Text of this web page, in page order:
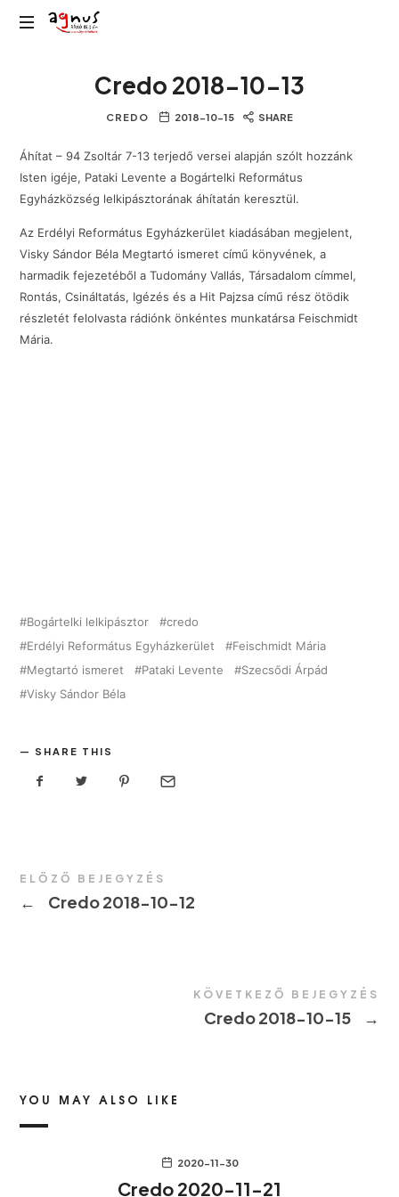
Agnus
közösségiCredo 2018-10-13
CREDO 2018-10-15 SHARE
Áhítat – 94 Zsoltár 7-13 terjedő versei alapján szólt hozzánk
Isten igéje, Pataki Levente a Bogártelki Református
Egyházközség lelkipásztorának áhítatán keresztül.
Az Erdélyi Református Egyházkerület kiadásában megjelent,
Visky Sándor Béla Megtartó ismeret című könyvének, a
harmadik fejezetéből a Tudomány Vallás, Társadalom címmel,
Rontás, Csináltatás, Igézés és a Hit Pajzsa című rész ötödik
részletét felolvasta rádiónk önkéntes munkatársa Feischmidt
Mária.
Bogártelki lelkipásztor
credo
Erdélyi Református Egyházkerület
Feischmidt Mária
Megtartó ismeret
Pataki Levente
Szecsődi Árpád
Visky Sándor Béla
SHARE THIS
ELŐZŐ BEJEGYZÉS
← Credo 2018-10-12
KÖVETKEZŐ BEJEGYZÉS
Credo 2018-10-15 →
YOU MAY ALSO LIKE
2020-11-30
Credo 2020-11-21